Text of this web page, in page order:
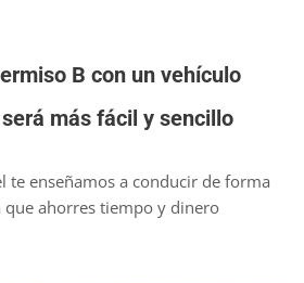
B con un vehículo
más fácil y sencillo
te enseñamos a conducir de forma
que ahorres tiempo y dinero